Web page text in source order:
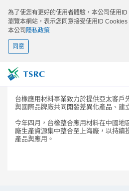
為了使您有更好的使用者體驗，本公司使用
瀏覽本網站，表示您同意接受使用ID
本公司 隱私政策
同意
台橡公司重整中國應用材
台橡應用材料事業致力於提供亞太客戶
與國際品牌廠共同開發差異化產品、建
今年四月，台橡整合應用材料在中國地
廠生產資源集中整合至上海廠，以持續
產品與應用。